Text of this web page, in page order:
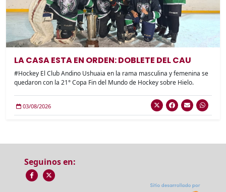
LA CASA ESTA EN ORDEN: DOBLETE DEL CAU
#Hockey El Club Andino Ushuaia en la rama masculina y femenina se
quedaron con la 21° Copa Fin del Mundo de Hockey sobre Hielo.
03/08/2026
Seguinos en: